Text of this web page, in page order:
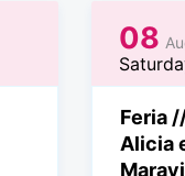
08
Feria
Alicia